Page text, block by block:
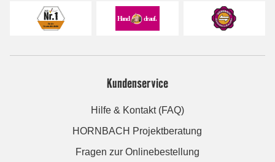
Kundenservice
Hilfe & Kontakt (FAQ)
HORNBACH Projektberatung
Fragen zur Onlinebestellung